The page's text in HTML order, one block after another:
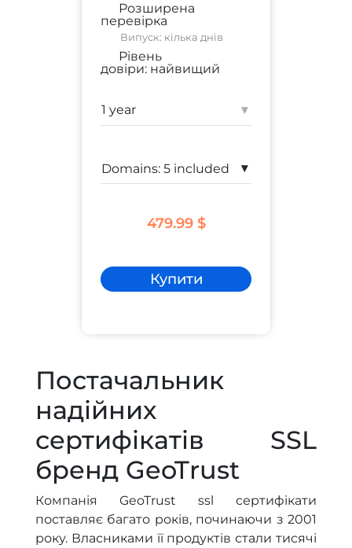
Розширена
перевірка
Випуск: кілька днів
Рівень
довіри: найвищий
Гарантія: 1 500 000 $
▾
▾
479.99 $
Купити
Постачальник
надійних
сертифікатів SSL
бренд GeoTrust
Компанія GeoTrust ssl сертифікати
поставляє багато років, починаючи з 2001
року. Власниками її продуктів стали тисячі